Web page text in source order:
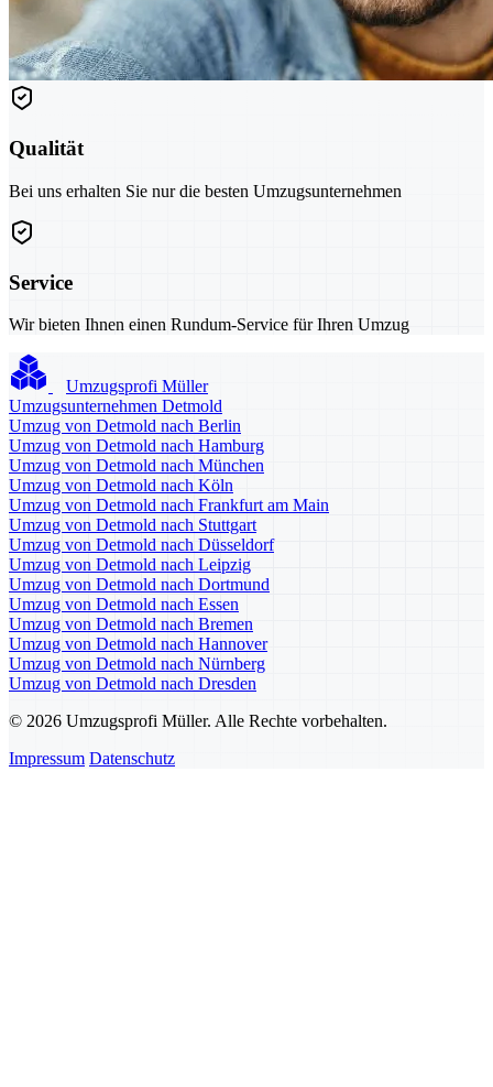
Qualität
Bei uns erhalten Sie nur die besten Umzugsunternehmen
Service
Wir bieten Ihnen einen Rundum-Service für Ihren Umzug
Umzugsprofi Müller
Umzugsunternehmen Detmold
Umzug von Detmold nach Berlin
Umzug von Detmold nach Hamburg
Umzug von Detmold nach München
Umzug von Detmold nach Köln
Umzug von Detmold nach Frankfurt am Main
Umzug von Detmold nach Stuttgart
Umzug von Detmold nach Düsseldorf
Umzug von Detmold nach Leipzig
Umzug von Detmold nach Dortmund
Umzug von Detmold nach Essen
Umzug von Detmold nach Bremen
Umzug von Detmold nach Hannover
Umzug von Detmold nach Nürnberg
Umzug von Detmold nach Dresden
© 2026 Umzugsprofi Müller. Alle Rechte vorbehalten.
Impressum Datenschutz